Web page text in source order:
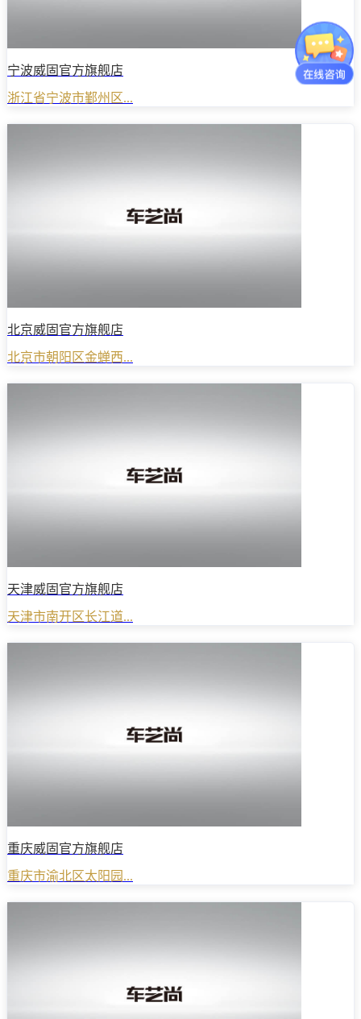
宁波威固官方旗舰店
浙江省宁波市鄞州区...
北京威固官方旗舰店
北京市朝阳区金蝉西...
天津威固官方旗舰店
天津市南开区长江道...
重庆威固官方旗舰店
重庆市渝北区太阳园...